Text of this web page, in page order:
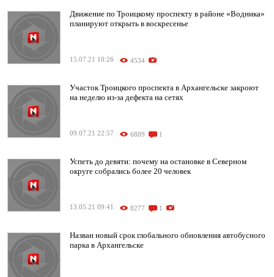
Движение по Троицкому проспекту в районе «Водника»
планируют открыть в воскресенье
15.07.21 10:26 4534
Участок Троицкого проспекта в Архангельске закроют
на неделю из-за дефекта на сетях
09.07.21 22:57 6889 1
Успеть до девяти: почему на остановке в Северном
округе собрались более 20 человек
13.05.21 09:41 8277 1
Назван новый срок глобального обновления автобусного
парка в Архангельске